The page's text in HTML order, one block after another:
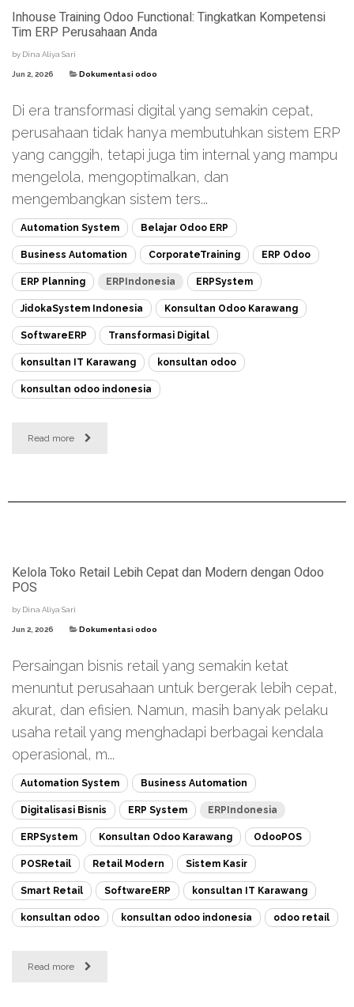
Inhouse Training Odoo Functional: Tingkatkan Kompetensi
Tim ERP Perusahaan Anda
by Dina Aliya Sari
Jun 2, 2026 Dokumentasi odoo
Di era transformasi digital yang semakin cepat,
perusahaan tidak hanya membutuhkan sistem ERP
yang canggih, tetapi juga tim internal yang mampu
mengelola, mengoptimalkan, dan
mengembangkan sistem ters...
Automation System Belajar Odoo ERP
Business Automation CorporateTraining ERP Odoo
ERP Planning ERPIndonesia ERPSystem
JidokaSystem Indonesia Konsultan Odoo Karawang
SoftwareERP Transformasi Digital
konsultan IT Karawang konsultan odoo
konsultan odoo indonesia
Read more
Kelola Toko Retail Lebih Cepat dan Modern dengan Odoo
POS
by Dina Aliya Sari
Jun 2, 2026 Dokumentasi odoo
Persaingan bisnis retail yang semakin ketat
menuntut perusahaan untuk bergerak lebih cepat,
akurat, dan efisien. Namun, masih banyak pelaku
usaha retail yang menghadapi berbagai kendala
operasional, m...
Automation System Business Automation
Digitalisasi Bisnis ERP System ERPIndonesia
ERPSystem Konsultan Odoo Karawang OdooPOS
POSRetail Retail Modern Sistem Kasir
Smart Retail SoftwareERP konsultan IT Karawang
konsultan odoo konsultan odoo indonesia odoo retail
Read more